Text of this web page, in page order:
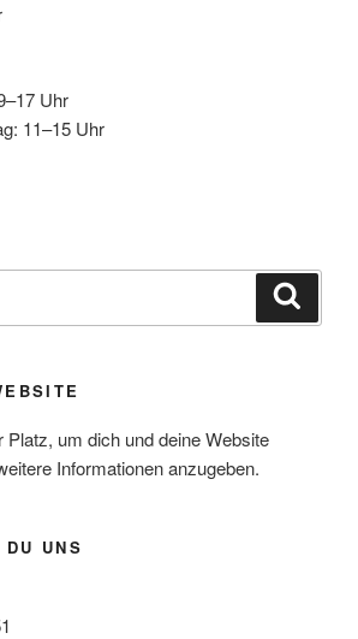
Uhr
11–15 Uhr
Platz, um dich und deine Website
Informationen anzugeben.
UNS